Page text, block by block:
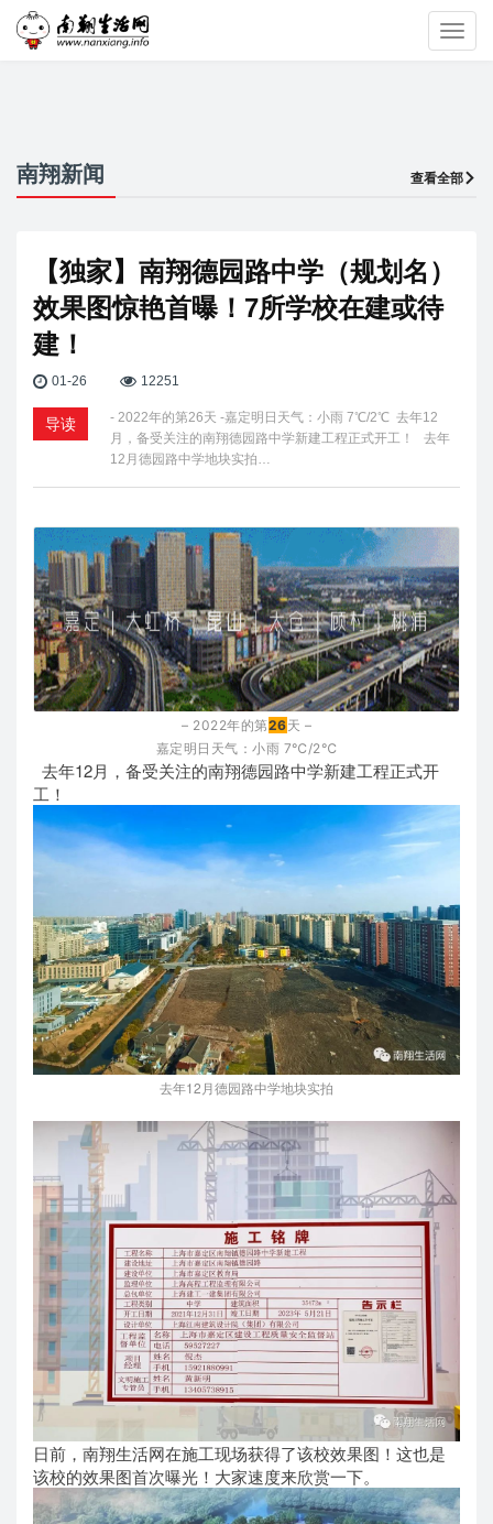
南翔新闻 查看全部
【独家】南翔德园路中学（规划名）
效果图惊艳首曝！7所学校在建或待
建！
01-26 12251
导读
- 2022年的第26天 -嘉定明日天气：小雨 7℃/2℃ 去年12
月，备受关注的南翔德园路中学新建工程正式开工！ 去年
12月德园路中学地块实拍…
– 2022年的第26天 –
嘉定明日天气：小雨 7℃/2℃
去年12月，备受关注的南翔德园路中学新建工程正式开
工！
去年12月德园路中学地块实拍
日前，南翔生活网在施工现场获得了该校效果图！这也是
该校的效果图首次曝光！大家速度来欣赏一下。